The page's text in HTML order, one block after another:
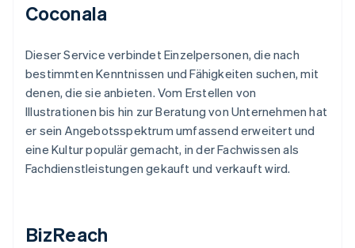
Coconala
Dieser Service verbindet Einzelpersonen, die nach
bestimmten Kenntnissen und Fähigkeiten suchen, mit
denen, die sie anbieten. Vom Erstellen von
Illustrationen bis hin zur Beratung von Unternehmen hat
er sein Angebotsspektrum umfassend erweitert und
eine Kultur populär gemacht, in der Fachwissen als
Fachdienstleistungen gekauft und verkauft wird.
BizReach